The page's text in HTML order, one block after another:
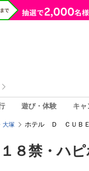
遊び・体験 キャ
大塚 ホテル Ｄ ＣＵＢＥ
禁・ハピ